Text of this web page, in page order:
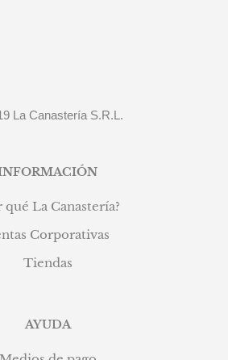
La Canastería S.R.L.
qué La Canastería?
Corporativas
Tiendas
AYUDA